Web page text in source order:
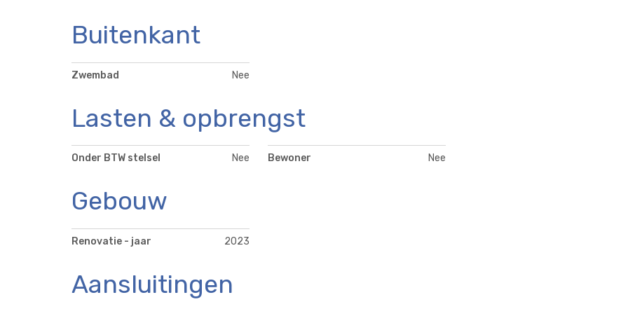
Buitenkant
Zwembad Nee
Lasten & opbrengst
Onder BTW stelsel Nee Bewoner Nee
Gebouw
Renovatie - jaar 2023
Aansluitingen